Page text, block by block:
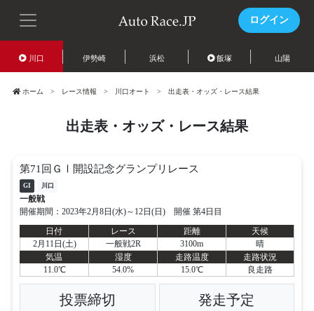
ログイン
川口 伊勢崎 浜松 飯塚 山陽
ホーム レース情報 川口オート 出走表・オッズ・レース結果
出走表・オッズ・レース結果
第71回ＧⅠ開設記念グランプリレース
GI 川口
一般戦
開催期間：2023年2月8日(水)～12日(日) 開催 第4日目
日付
レース 距離
天候
2月11日(土)
一般戦2R 3100m
晴
気温
湿度 走路温度
走路状況
11.0℃
54.0% 15.0℃ 良走路
投票締切
発走予定